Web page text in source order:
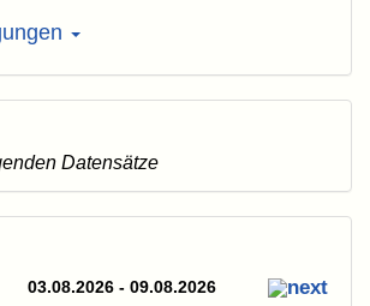
Datensätze
03.08.2026 - 09.08.2026